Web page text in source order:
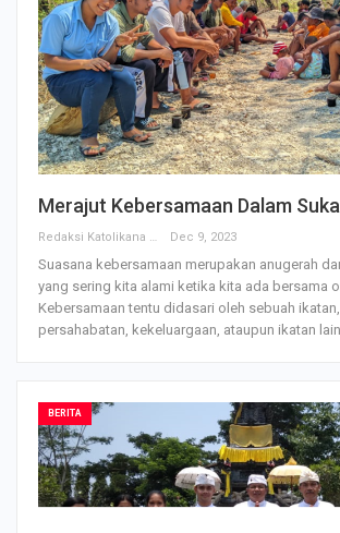
Merajut Kebersamaan Dalam
Redaksi Katolikana Dec 9, 2023
Suasana kebersamaan merupakan anugerah
yang sering kita alami ketika kita ada bersama
Kebersamaan tentu didasari oleh sebuah
persahabatan, kekeluargaan, ataupun ikatan lain.
BERITA